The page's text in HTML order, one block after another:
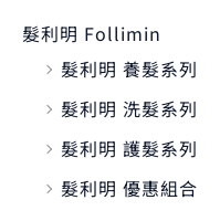
髮利明 Follimin
髮利明 養髮系列
髮利明 洗髮系列
髮利明 護髮系列
髮利明 優惠組合